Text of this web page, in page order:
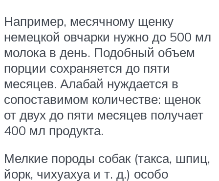
Например, месячному щенку
немецкой овчарки нужно до 500 мл
молока в день. Подобный объем
порции сохраняется до пяти
месяцев. Алабай нуждается в
сопоставимом количестве: щенок
от двух до пяти месяцев получает
400 мл продукта.
Мелкие породы собак (такса, шпиц,
йорк, чихуахуа и т. д.) особо